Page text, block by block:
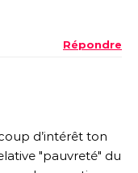
Répondre
d’intérêt ton
"pauvreté" du